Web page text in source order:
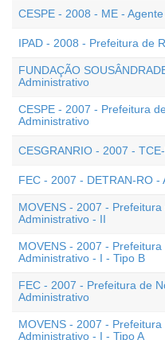
CESPE - 2008 - ME -
IPAD - 2008 - Prefeitura de
FUNDAÇÃO
Administrativo
CESPE - 2007 - Prefeitura
Administrativo
CESGRANRIO - 2007 -
FEC - 2007 - DETRAN-RO -
MOVENS - 2007 -
Administrativo - II
MOVENS - 2007 -
Administrativo - I - Tipo B
FEC - 2007 - Prefeitura de
Administrativo
MOVENS - 2007 -
Administrativo - I - Tipo A